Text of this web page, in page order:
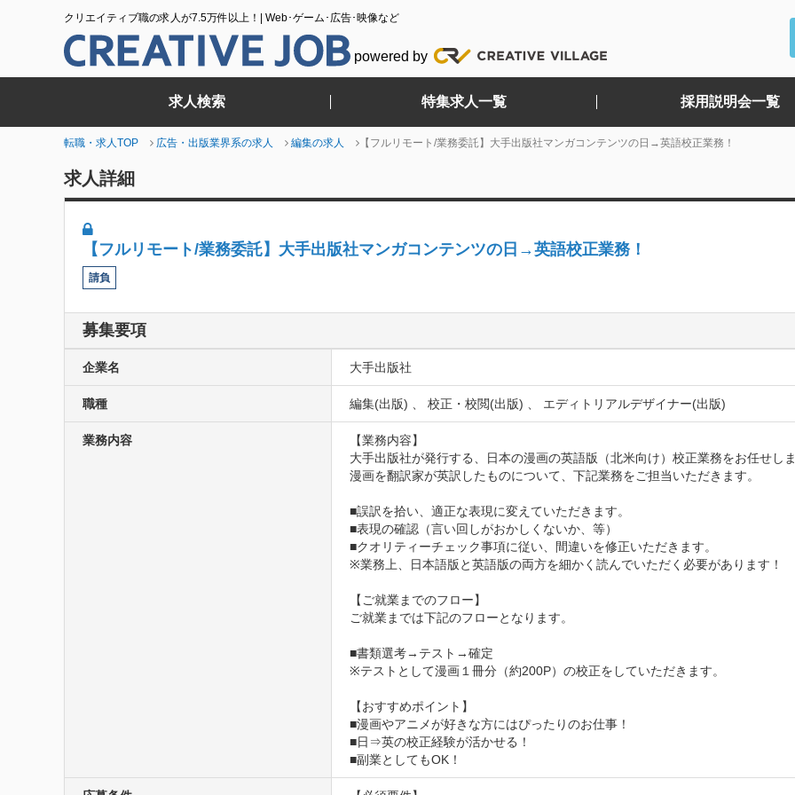
クリエイティブ職の求人が7.5万件以上！| Web･ゲーム･広告･映像など
powered by
求人検索 特集求人一覧 採用説明会一覧
転職・求人TOP 広告・出版業界系の求人 編集の求人 【フルリモート/業務委託】大手出版社マンガコンテンツの日→英語校正業務！
求人詳細
【フルリモート/業務委託】大手出版社マンガコンテンツの日→英語校正業務！
請負
募集要項
企業名 大手出版社
職種 編集(出版) 、 校正・校閲(出版) 、 エディトリアルデザイナー(出版)
業務内容
【業務内容】
大手出版社が発行する、日本の漫画の英語版（北米向け）校正業務をお任せし
漫画を翻訳家が英訳したものについて、下記業務をご担当いただきます。
■誤訳を拾い、適正な表現に変えていただきます。
■表現の確認（言い回しがおかしくないか、等）
■クオリティーチェック事項に従い、間違いを修正いただきます。
※業務上、日本語版と英語版の両方を細かく読んでいただく必要があります！
【ご就業までのフロー】
ご就業までは下記のフローとなります。
■書類選考→テスト→確定
※テストとして漫画１冊分（約200P）の校正をしていただきます。
【おすすめポイント】
■漫画やアニメが好きな方にはぴったりのお仕事！
■日⇒英の校正経験が活かせる！
■副業としてもOK！